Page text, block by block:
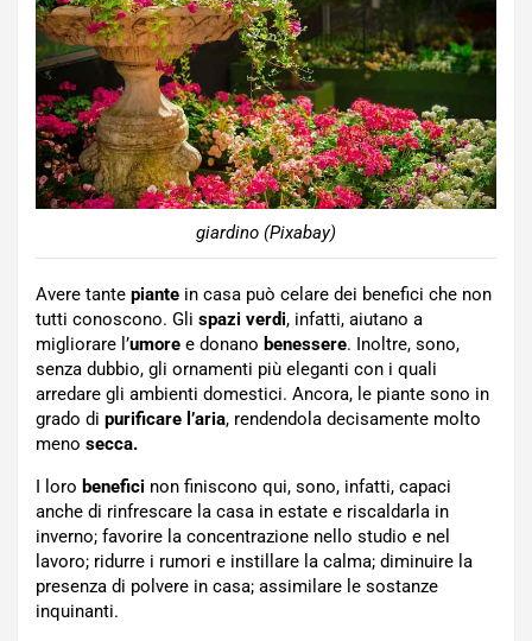
giardino (Pixabay)
Avere tante piante in casa può celare dei benefici che non
tutti conoscono. Gli spazi verdi, infatti, aiutano a
migliorare l’umore e donano benessere. Inoltre, sono,
senza dubbio, gli ornamenti più eleganti con i quali
arredare gli ambienti domestici. Ancora, le piante sono in
grado di purificare l’aria, rendendola decisamente molto
meno secca.
I loro benefici non finiscono qui, sono, infatti, capaci
anche di rinfrescare la casa in estate e riscaldarla in
inverno; favorire la concentrazione nello studio e nel
lavoro; ridurre i rumori e instillare la calma; diminuire la
presenza di polvere in casa; assimilare le sostanze
inquinanti.